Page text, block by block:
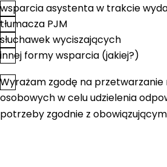
wsparcia asystenta w trakcie
tłumacza PJM
słuchawek wyciszających
innej formy wsparcia (jakiej?)
Zgoda*
Wyrażam zgodę na
osobowych w celu udzielenia
potrzeby zgodnie z